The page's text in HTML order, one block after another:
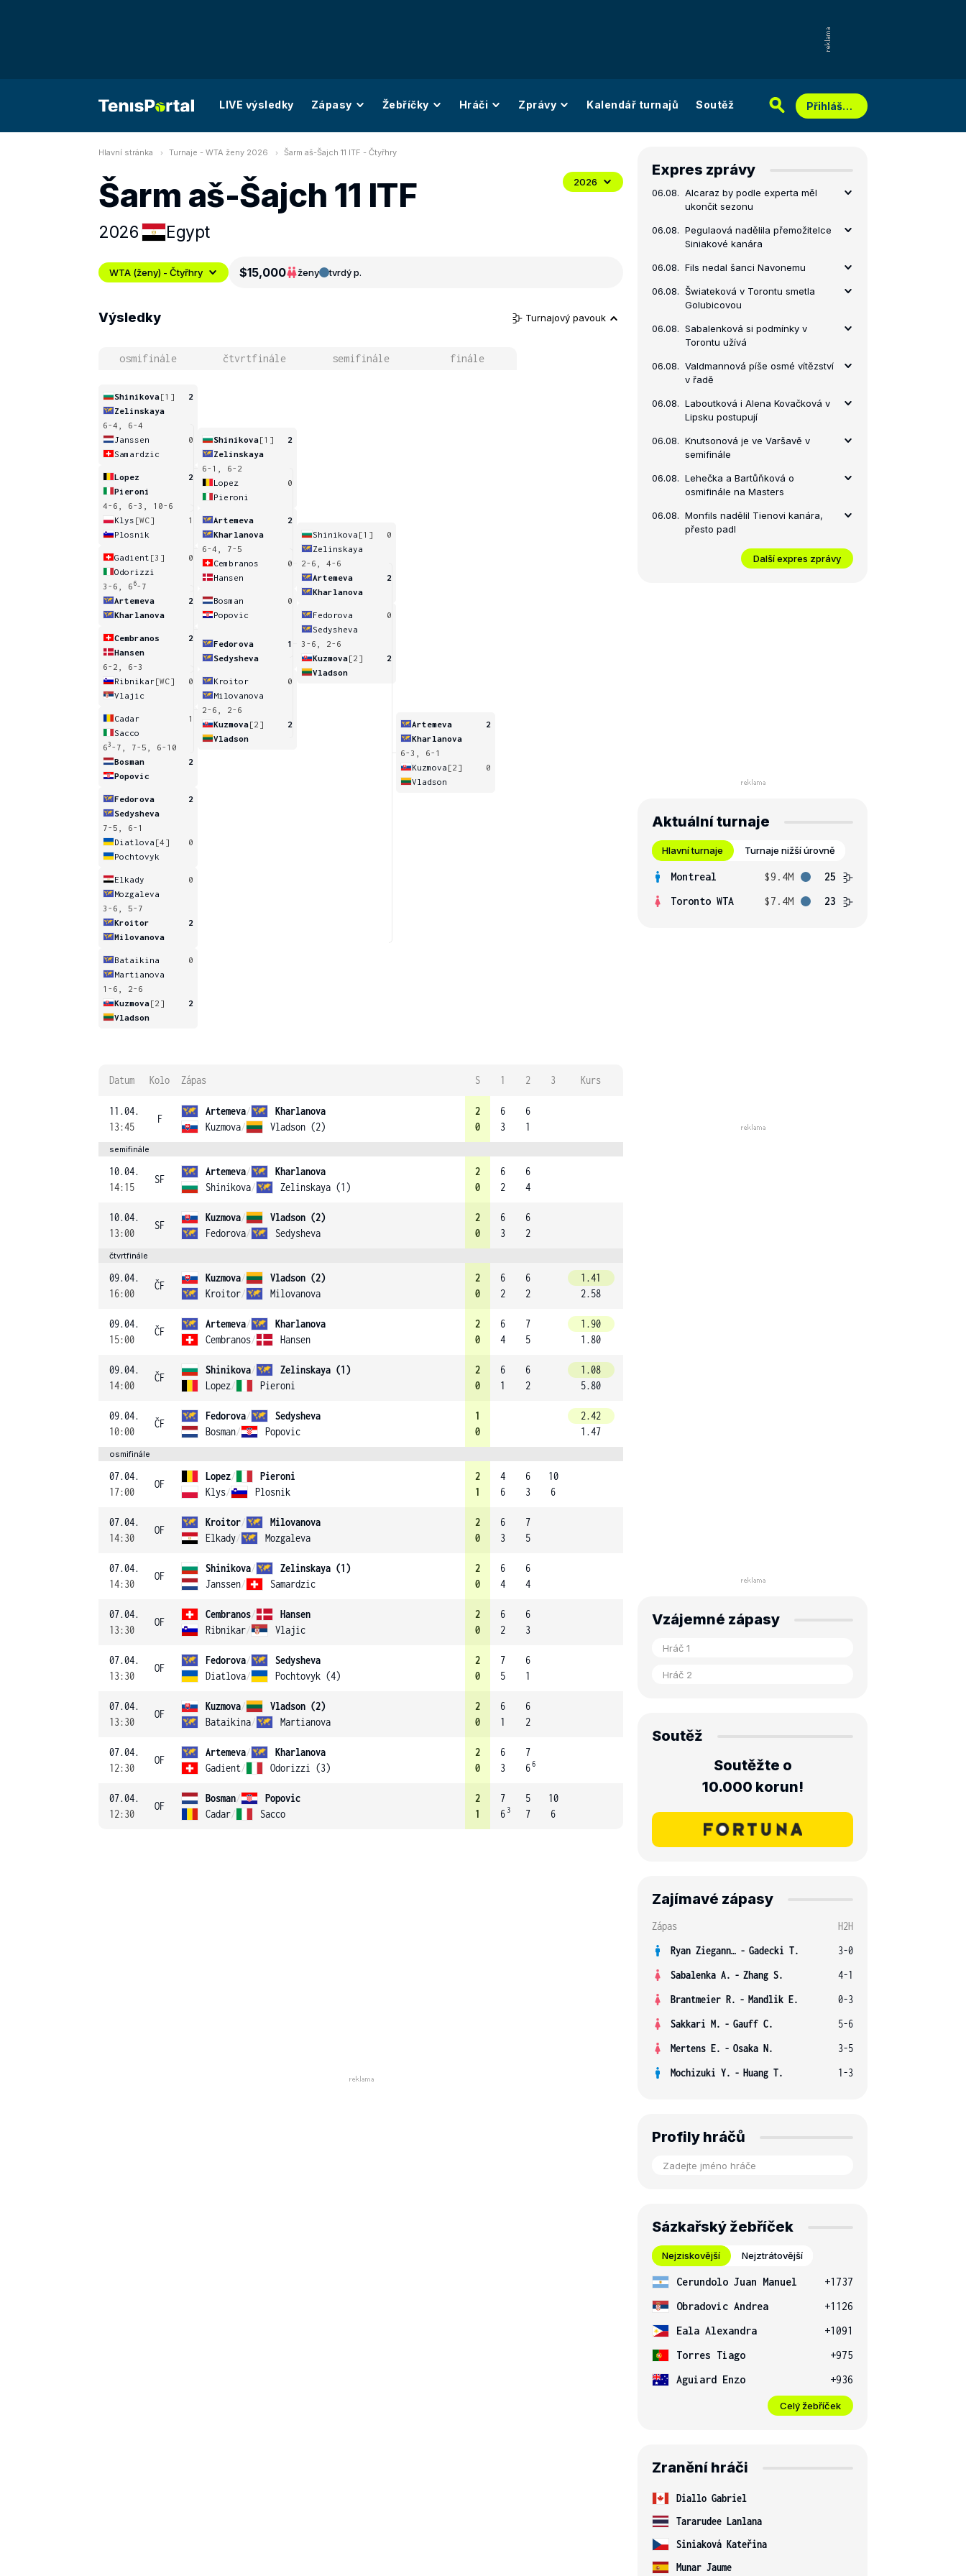
LIVE výsledky Zápasy Žebříčky Hráči Zprávy Kalendář turnajů Soutěž Přihlášení
Hlavní stránka Turnaje - WTA ženy 2026 Šarm aš-Šajch 11 ITF - Čtyřhry
Šarm aš-Šajch 11 ITF
2026 Egypt
2026
WTA (ženy) - Čtyřhry $15,000 ženy tvrdý p.
Výsledky Turnajový pavouk
osmifinále čtvrtfinále semifinále finále
Shinikova[1]
2
Zelinskaya
6-4, 6-4
Janssen
0
Samardzic
Lopez
2
Pieroni
4-6, 6-3, 10-6
Klys [WC]
1
Plosnik
Gadient [3]
0
Odorizzi
3-6, 6 6-7
Artemeva
2
Kharlanova
Cembranos
2
Hansen
6-2, 6-3
Ribnikar[WC]
0
Vlajic
Cadar
1
Sacco
63 -7, 7-5, 6-10
Bosman
2
Popovic
Fedorova
2
Sedysheva
7-5, 6-1
Diatlova [4]
0
Pochtovyk
Elkady
0
Mozgaleva
3-6, 5-7
Kroitor
2
Milovanova
Bataikina
0
Martianova
1-6, 2-6
Kuzmova[2]
2
Vladson
Shinikova[1]
2
Zelinskaya
6-1, 6-2
Lopez
0
Pieroni
Artemeva
2
Kharlanova
6-4, 7-5
Cembranos
0
Hansen
Bosman
0
Popovic
Fedorova
1
Sedysheva
Kroitor
0
Milovanova
2-6, 2-6
Kuzmova[2]
2
Vladson
Shinikova [1]
0
Zelinskaya
2-6, 4-6
Artemeva
2
Kharlanova
Fedorova
0
Sedysheva
3-6, 2-6
Kuzmova[2]
2
Vladson
Artemeva
2
Kharlanova
6-3, 6-1
Kuzmova [2]
0
Vladson
Datum Kolo Zápas S 1 2 3 Kurs
11.04.
13:45
F
Artemeva/
Kharlanova
Kuzmova/ Vladson (2)
2
0
6
3
6
1
semifinále
10.04.
14:15
SF
Artemeva/
Kharlanova
Shinikova/ Zelinskaya (1)
2
0
6
2
6
4
10.04.
13:00
SF
Kuzmova/
Vladson (2)
Fedorova/ Sedysheva
2
0
6
3
6
2
čtvrtfinále
09.04.
16:00
ČF
Kuzmova/
Vladson (2)
Kroitor/ Milovanova
2
0
6
2
6
2
1.41
2.58
09.04.
15:00
ČF
Artemeva/
Kharlanova
Cembranos/ Hansen
2
0
6
4
7
5
1.90
1.80
09.04.
14:00
ČF
Shinikova/
Zelinskaya (1)
Lopez/ Pieroni
2
0
6
1
6
2
1.08
5.80
09.04.
10:00
ČF
Fedorova/
Sedysheva
Bosman/ Popovic
1
0
2.42
1.47
osmifinále
07.04.
17:00
OF
Lopez/
Pieroni
Klys/ Plosnik
2
1
4
6
6
3
10
6
07.04.
14:30
OF
Kroitor/
Milovanova
Elkady/ Mozgaleva
2
0
6
3
7
5
07.04.
14:30
OF
Shinikova/
Zelinskaya (1)
Janssen/ Samardzic
2
0
6
4
6
4
07.04.
13:30
OF
Cembranos/
Hansen
Ribnikar/ Vlajic
2
0
6
2
6
3
07.04.
13:30
OF
Fedorova/
Sedysheva
Diatlova/ Pochtovyk (4)
2
0
7
5
6
1
07.04.
13:30
OF
Kuzmova/
Vladson (2)
Bataikina/ Martianova
2
0
6
1
6
2
07.04.
12:30
OF
Artemeva/
Kharlanova
Gadient/ Odorizzi (3)
2
0
6
3
7
66
07.04.
12:30
OF
Bosman/
Popovic
Cadar/ Sacco
2
1
7
6 3
5
7
10
6
Expres zprávy
06.08. Alcaraz by podle experta měl
ukončit sezonu
06.08. Pegulaová nadělila přemožitelce
Siniakové kanára
06.08. Fils nedal šanci Navonemu
06.08. Šwiateková v Torontu smetla
Golubicovou
06.08. Sabalenková si podmínky v
Torontu užívá
06.08. Valdmannová píše osmé vítězství
v řadě
06.08. Laboutková i Alena Kovačková v
Lipsku postupují
06.08. Knutsonová je ve Varšavě v
semifinále
06.08. Lehečka a Bartůňková o
osmifinále na Masters
06.08. Monfils nadělil Tienovi kanára,
přesto padl
Další expres zprávy
Aktuální turnaje
Hlavní turnaje Turnaje nižší úrovně
Montreal $9.4M
25
Toronto WTA
$7.4M 23
Vzájemné zápasy
Soutěž
Soutěžte o
10.000 korun!
Zajímavé zápasy
Zápas
H2H
Ryan Ziegann S. - Gadecki T.
3-0
Sabalenka A. - Zhang S.
4-1
Brantmeier R. - Mandlik E.
0-3
Sakkari M. - Gauff C.
5-6
Mertens E. - Osaka N.
3-5
Mochizuki Y. - Huang T. 1-3
Profily hráčů
Sázkařský žebříček
Nejziskovější Nejztrátovější
Cerundolo Juan Manuel
+1737
Obradovic Andrea
+1126
Eala Alexandra
+1091
Torres Tiago
+975
Aguiard Enzo
+936
Celý žebříček
Zranění hráči
Diallo Gabriel
Tararudee Lanlana
Siniaková Kateřina
Munar Jaume